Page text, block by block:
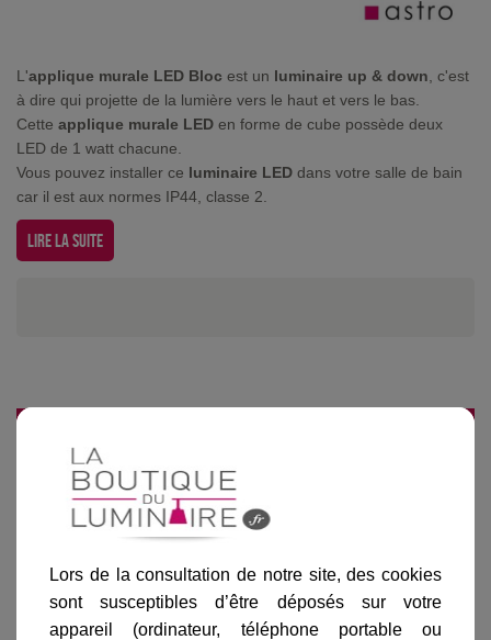
L'applique murale LED Bloc est un luminaire up & down , c'est
à dire qui projette de la lumière vers le haut et vers le bas.
Cette applique murale LED en forme de cube possède deux
LED de 1 watt chacune.
Vous pouvez installer ce luminaire LED dans votre salle de bain
car il est aux normes IP44, classe 2.
Lire la suite
livraison
gamme complète
avis clients
Lors de la consultation de notre site, des cookies
sont susceptibles d’être déposés sur votre
appareil (ordinateur, téléphone portable ou